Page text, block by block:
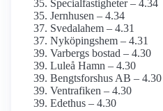
Specialfastigheter – 4.34
Jernhusen – 4.34
Svedalahem – 4.31
Nyköpingshem – 4.31
Varbergs bostad – 4.30
Luleå Hamn – 4.30
Bengtsforshus AB – 4.30
Ventrafiken – 4.30
Edethus – 4.30